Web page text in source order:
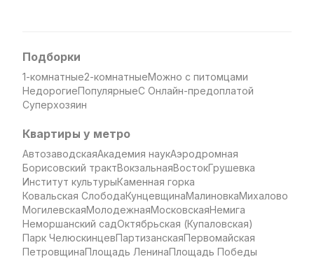
Подборки
1-комнатные2-комнатныеМожно с питомцами
НедорогиеПопулярныеС Онлайн-предоплатой
Суперхозяин
Квартиры у метро
АвтозаводскаяАкадемия наукАэродромная
Борисовский трактВокзальнаяВостокГрушевка
Институт культурыКаменная горка
Ковальская СлободаКунцевщинаМалиновкаМихалово
МогилевскаяМолодежнаяМосковскаяНемига
Неморшанский садОктябрьская (Купаловская)
Парк ЧелюскинцевПартизанскаяПервомайская
ПетровщинаПлощадь ЛенинаПлощадь Победы